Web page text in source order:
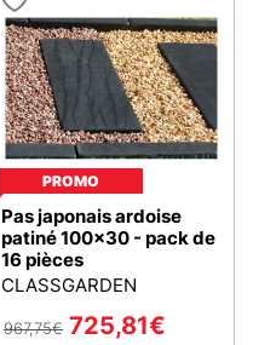
PROMO
Pas japonais ardoise
patiné 100x30 - pack de
16 pièces
CLASSGARDEN
967,75€ 725,81€